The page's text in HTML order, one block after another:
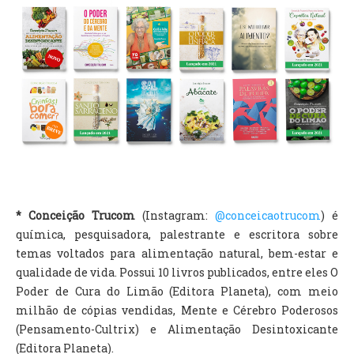
* Conceição Trucom (Instagram: @conceicaotrucom) é
química, pesquisadora, palestrante e escritora sobre
temas voltados para alimentação natural, bem-estar e
qualidade de vida. Possui 10 livros publicados, entre eles O
Poder de Cura do Limão (Editora Planeta), com meio
milhão de cópias vendidas, Mente e Cérebro Poderosos
(Pensamento-Cultrix) e Alimentação Desintoxicante
(Editora Planeta).